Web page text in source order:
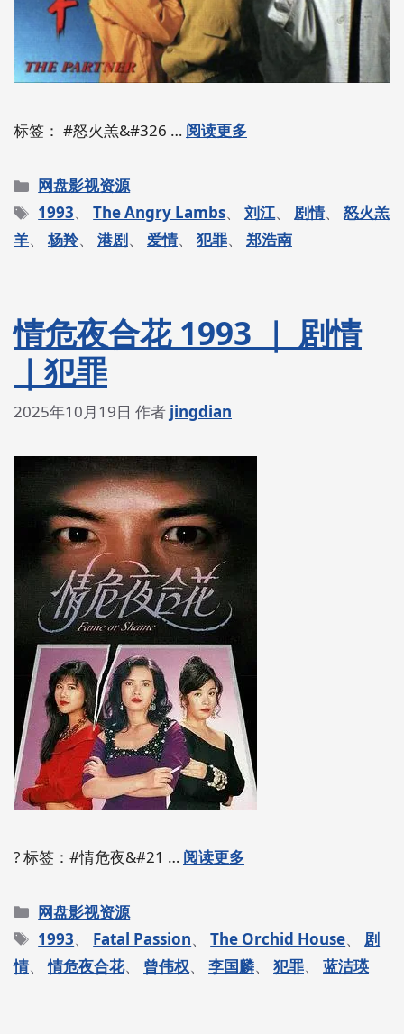
标签： #怒火羔&#326 … 阅读更多
分
类
网盘影视资源
标
签
1993、The Angry Lambs、刘江、 剧情、怒火羔
羊、 杨羚、 港剧、 爱情、 犯罪、 郑浩南
情危夜合花 1993 ｜ 剧情
｜犯罪
2025年10月19日 作者 jingdian
? 标签：#情危夜&#21 … 阅读更多
分
类
网盘影视资源
标
签
1993、 Fatal Passion、The Orchid House、 剧
情、情危夜合花、 曾伟权、 李国麟、 犯罪、 蓝洁瑛